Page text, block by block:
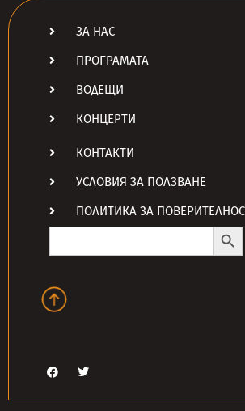
ЗА НАС
ПРОГРАМАТА
ВОДЕЩИ
КОНЦЕРТИ
КОНТАКТИ
УСЛОВИЯ ЗА ПОЛЗВАНЕ
ПОЛИТИКА ЗА
Search